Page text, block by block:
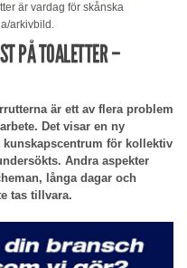
är vardag för skånska
arkivbild.
PÅ TOALETTER –
är ett av flera problem
Det visar en ny
för kollektiv
Andra aspekter
långa dagar och
tas tillvara.